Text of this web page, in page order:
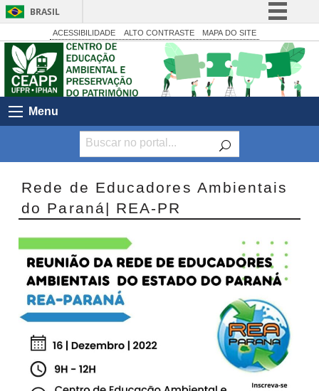
BRASIL
Simplifique!
Comunica BR
Participe
Legislação
Canais
ACESSIBILIDADE ALTO CONTRASTE MAPA DO SITE
Menu
Rede de Educadores Ambientais
do Paraná| REA-PR